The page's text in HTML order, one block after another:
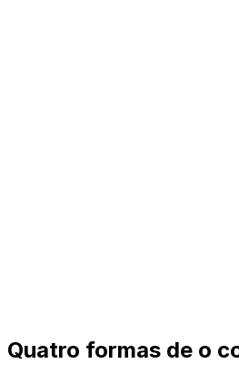
Quatro formas de o